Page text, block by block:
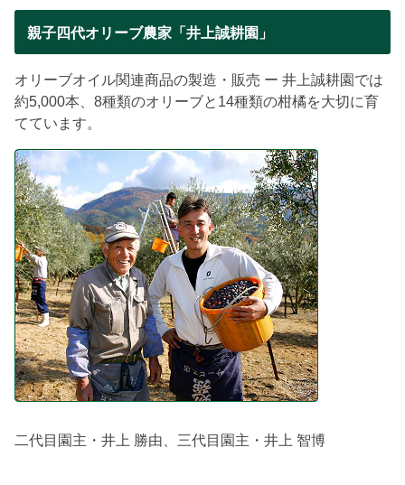
親子四代オリーブ農家「井上誠耕園」
オリーブオイル関連商品の製造・販売 ー 井上誠耕園では
約5,000本、8種類のオリーブと14種類の柑橘を大切に育
てています。
二代目園主・井上 勝由、三代目園主・井上 智博